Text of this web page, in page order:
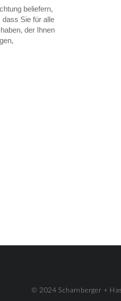
beliefern,
dass Sie für alle
der Ihnen
© 2024 Scharnberger +